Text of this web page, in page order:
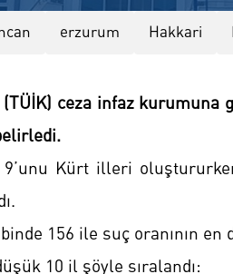
erzurum Hakkari
ceza infaz kurumuna
Kürt illeri
156 ile suç oranının
10 il şöyle sıralandı: